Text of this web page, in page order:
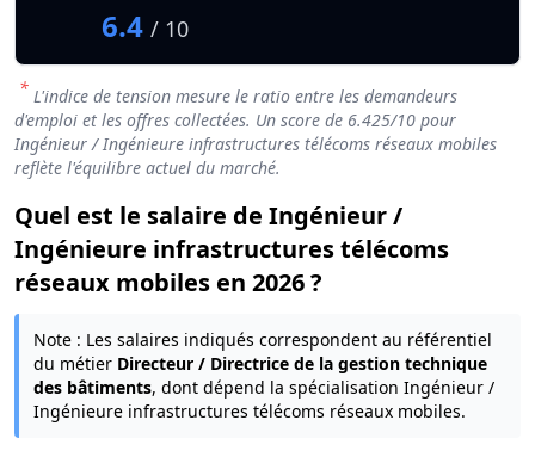
6.4 / 10
* L'indice de tension mesure le ratio entre les demandeurs
d'emploi et les offres collectées. Un score de 6.425/10 pour
Ingénieur / Ingénieure infrastructures télécoms réseaux mobiles
reflète l'équilibre actuel du marché.
Quel est le salaire de Ingénieur /
Ingénieure infrastructures télécoms
réseaux mobiles en 2026 ?
Note : Les salaires indiqués correspondent au référentiel
du métier Directeur / Directrice de la gestion technique
des bâtiments, dont dépend la spécialisation Ingénieur /
Ingénieure infrastructures télécoms réseaux mobiles.